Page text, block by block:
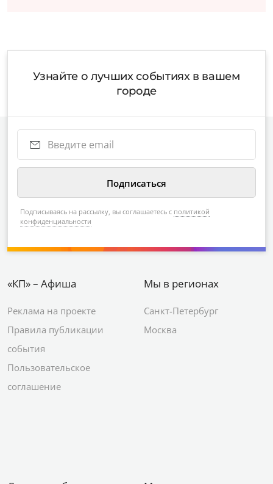
Узнайте о лучших событиях в вашем
городе
Подписываясь на рассылку, вы соглашаетесь с политикой
конфиденциальности
«КП» – Афиша
Реклама на проекте
Правила публикации
события
Пользовательское
соглашение
Мы в регионах
Санкт-Петербург
Москва